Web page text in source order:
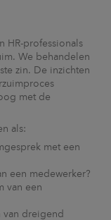
HR-professionals
We behandelen
zin. De inzichten
met de
als:
met een
een medewerker?
van een
van dreigend